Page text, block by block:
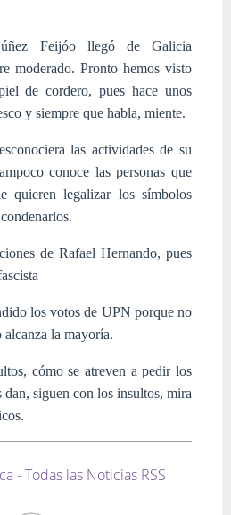
Feijóo llegó de Galicia
moderado. Pronto hemos visto
de cordero, pues hace unos
y siempre que habla, miente.
las actividades de su
conoce las personas que
quieren legalizar los símbolos
de Rafael Hernando, pues
los votos de UPN porque no
la mayoría.
cómo se atreven a pedir los
siguen con los insultos, mira
- Todas las Noticias RSS